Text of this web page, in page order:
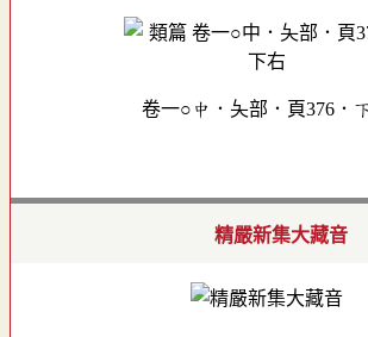
卷一○中．夨部．頁376．
精嚴新集大藏音